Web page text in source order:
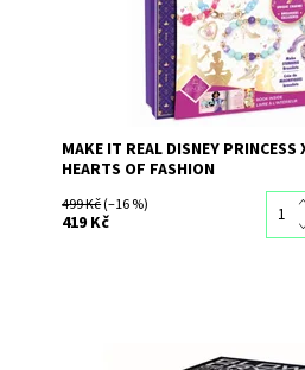
MAKE IT REAL DISNEY PRINCESS
HEARTS OF FASHION
499 Kč(–16 %)
419 Kč